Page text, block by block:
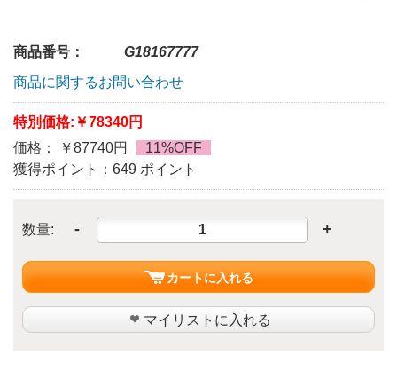
商品番号：
G18167777
商品に関するお問い合わせ
特別価格: ￥78340円
価格： ￥87740円
11%OFF
獲得ポイント：649 ポイント
数量: - +
カートに入れる
マイリストに入れる